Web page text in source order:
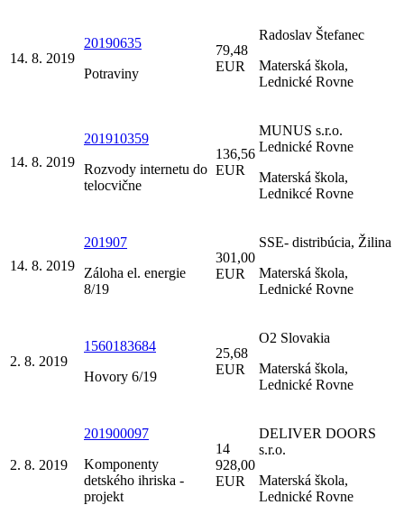
14. 8. 2019
20190635
Potraviny
79,48
EUR
Radoslav Štefanec
Materská škola,
Lednické Rovne
14. 8. 2019
201910359
Rozvody internetu do
telocvične
136,56
EUR
MUNUS s.r.o.
Lednické Rovne
Materská škola,
Lednikcé Rovne
14. 8. 2019
201907
Záloha el. energie
8/19
301,00
EUR
SSE- distribúcia, Žilina
Materská škola,
Lednické Rovne
2. 8. 2019
1560183684
Hovory 6/19
25,68
EUR
O2 Slovakia
Materská škola,
Lednické Rovne
2. 8. 2019
201900097
Komponenty
detského ihriska -
projekt
14
928,00
EUR
DELIVER DOORS
s.r.o.
Materská škola,
Lednické Rovne